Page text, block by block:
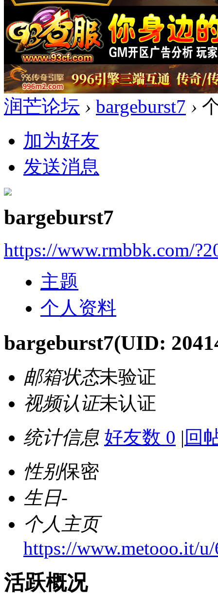
润芒论坛 › bargeburst7 ›
加为好友
发送消息
bargeburst7
https://www.rmbbk.com/
主题
个人资料
bargeburst7(UID:
邮箱状态未验证
视频认证未认证
统计信息 好友数 0 | 回
性别保密
生日-
个人主页
https://www.metooo.it/
活跃概况